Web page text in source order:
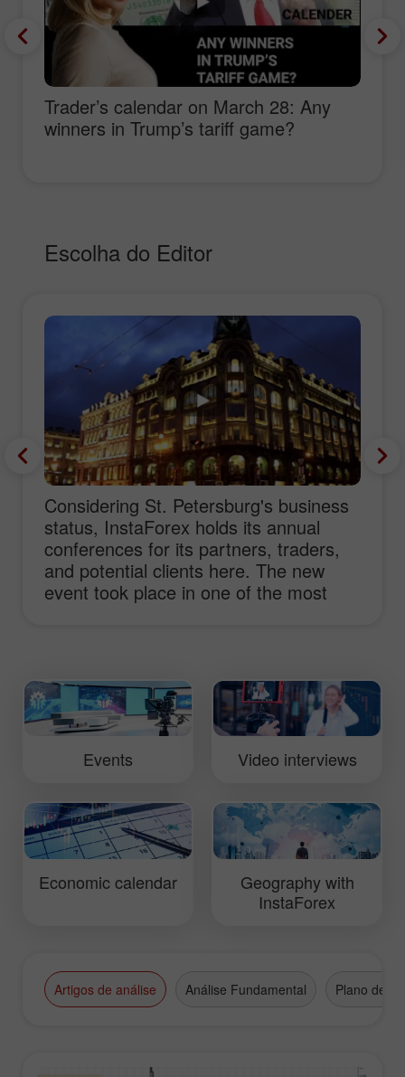
Trader’s calendar on March 28: Any
winners in Trump’s tariff game?
Escolha do Editor
Considering St. Petersburg's business
status, InstaForex holds its annual
conferences for its partners, traders,
and potential clients here. The new
event took place in one of the most
relevant topics of currency trading and
opportunities provided by investments
in the forex market.
Events Video interviews
Economic calendar
Geography with
InstaForex
Artigos de análise Análise Fundamental Plano de